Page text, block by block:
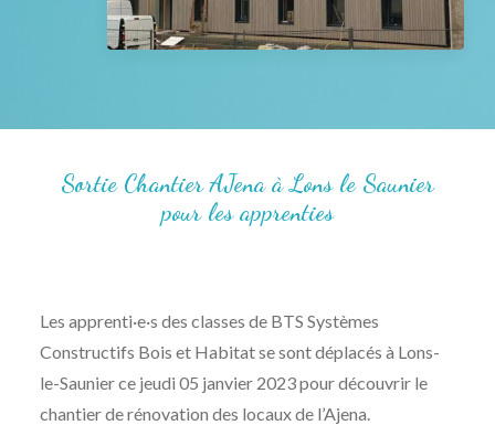
L’agenda
NOUS CONTACTER
Sortie Chantier AJena à Lons le Saunier
pour les apprenti·e·s
Les apprenti·e·s des classes de BTS Systèmes
Constructifs Bois et Habitat se sont déplacés à Lons-
le-Saunier ce jeudi 05 janvier 2023 pour découvrir le
chantier de rénovation des locaux de l’Ajena.